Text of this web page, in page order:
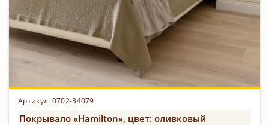
Артикул: 0702-34079
Покрывало «Hamilton», цвет: оливковый